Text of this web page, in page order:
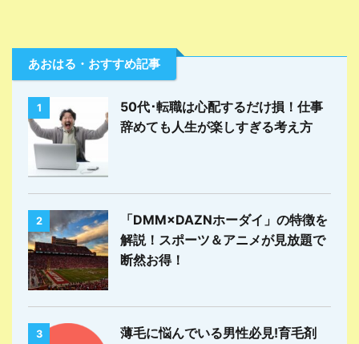
あおはる・おすすめ記事
1
50代･転職は心配するだけ損！仕事
辞めても人生が楽しすぎる考え方
2
「DMM×DAZNホーダイ」の特徴を
解説！スポーツ＆アニメが見放題で
断然お得！
3
薄毛に悩んでいる男性必見!育毛剤